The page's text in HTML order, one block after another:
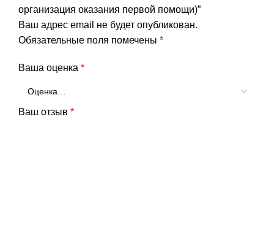
(в
том
числе
оказания
первой
организация оказания первой помощи)”
Ваш адрес email не будет опубликован.
Обязательные поля помечены *
Ваша оценка *
Ваш отзыв *